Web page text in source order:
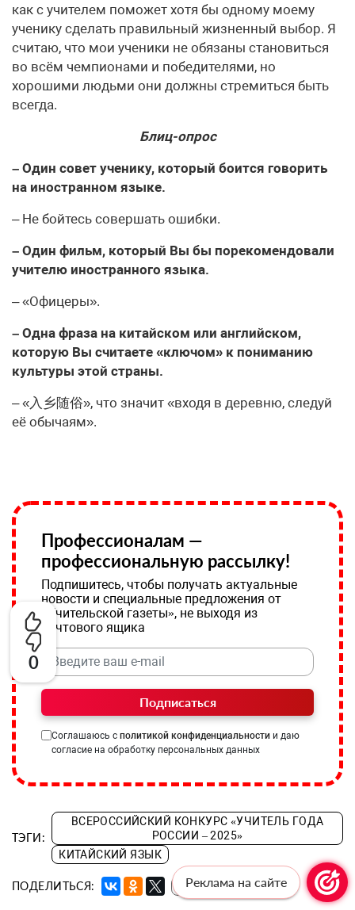
0
как с учителем поможет хотя бы одному моему
ученику сделать правильный жизненный выбор. Я
считаю, что мои ученики не обязаны становиться
во всём чемпионами и победителями, но
хорошими людьми они должны стремиться быть
всегда.
Блиц-опрос
– Один совет ученику, который боится говорить
на иностранном языке.
– Не бойтесь совершать ошибки.
– Один фильм, который Вы бы порекомендовали
учителю иностранного языка.
– «Офицеры».
– Одна фраза на китайском или английском,
которую Вы считаете «ключом» к пониманию
культуры этой страны.
– «入乡随俗», что значит «входя в деревню, следуй
её обычаям».
Профессионалам —
профессиональную рассылку!
Подпишитесь, чтобы получать актуальные
новости и специальные предложения от
«Учительской газеты», не выходя из
почтового ящика
Подписаться
Соглашаюсь с политикой конфиденциальности и даю
согласие на обработку персональных данных
ТЭГИ:
ВСЕРОССИЙСКИЙ КОНКУРС «УЧИТЕЛЬ ГОДА
РОССИИ – 2025»
КИТАЙСКИЙ ЯЗЫК
ПОДЕЛИТЬСЯ: 🔗Реклама на сайте